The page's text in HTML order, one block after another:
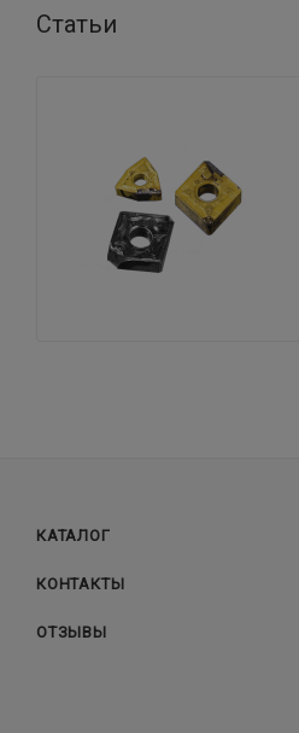
Статьи
КАТАЛОГ
КОНТАКТЫ
ОТЗЫВЫ